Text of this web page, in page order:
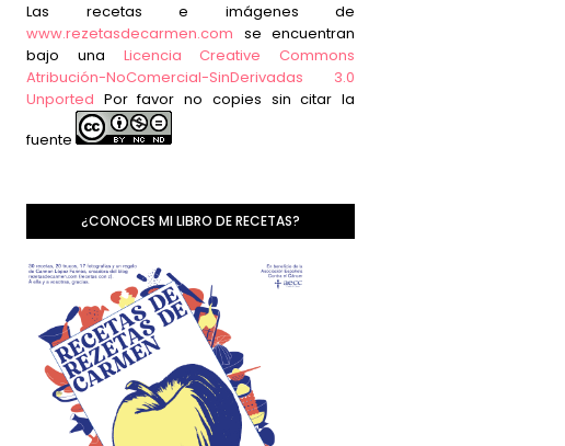
Las recetas e imágenes de
www.rezetasdecarmen.com se encuentran
bajo una Licencia Creative Commons
Atribución-NoComercial-SinDerivadas 3.0
Unported Por favor no copies sin citar la
fuente
¿CONOCES MI LIBRO DE RECETAS?